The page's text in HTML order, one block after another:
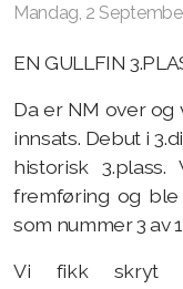
Mandag, 2
EN GULLFIN
Da er NM over
innsats. Debut i
historisk
fremføring og
som nummer 3 av
Vi fikk skryt